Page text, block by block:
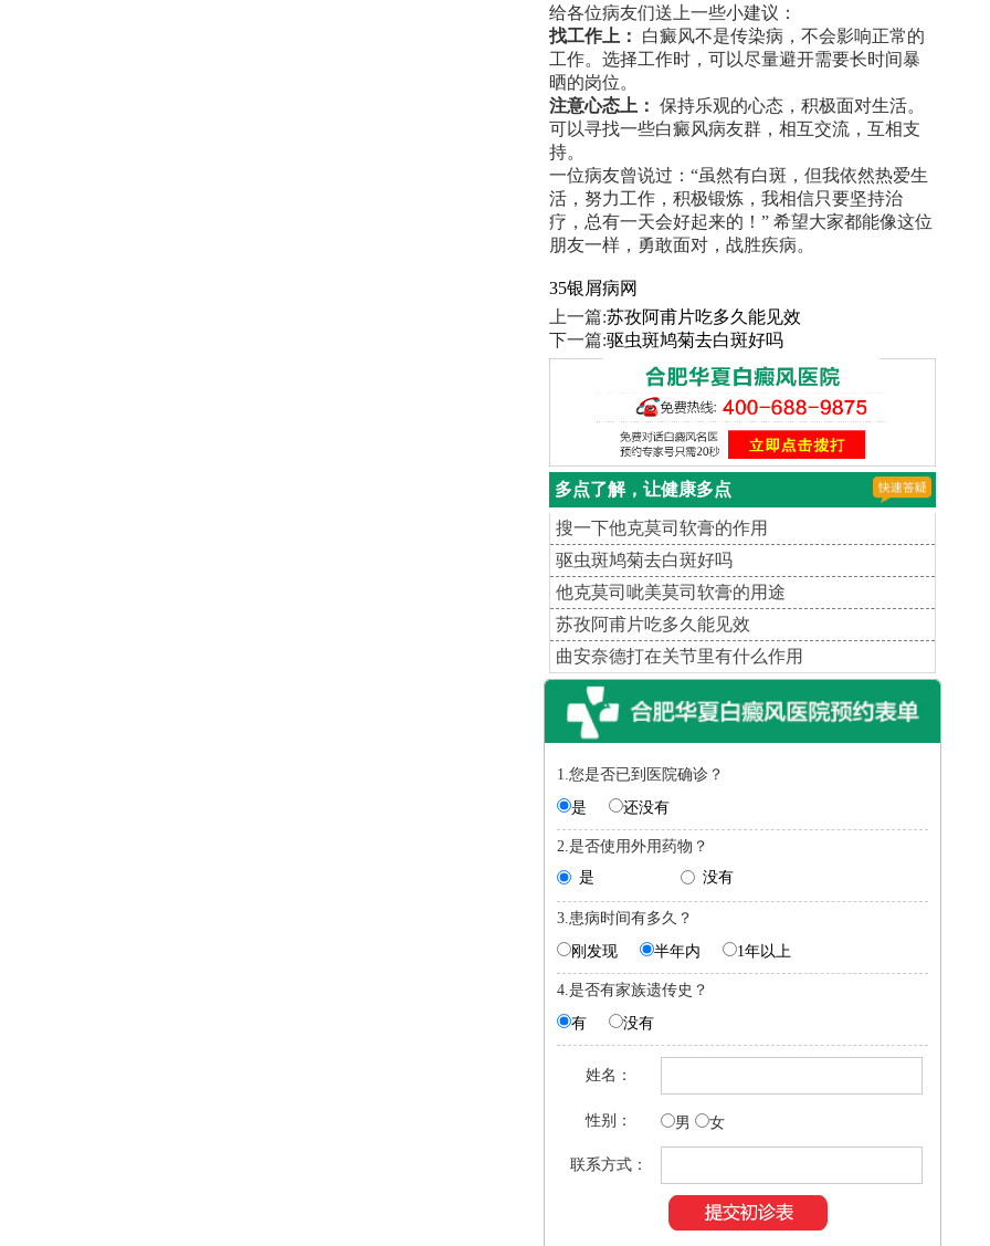
给各位病友们送上一些小建议：
找工作上：
白癜风不是传染病，不会影响正常的
工作。选择工作时，可以尽量避开需要长时间暴
晒的岗位。
注意心态上： 保持乐观的心态，积极面对生活。
可以寻找一些白癜风病友群，相互交流，互相支
持。
一位病友曾说过：“虽然有白斑，但我依然热爱生
活，努力工作，积极锻炼，我相信只要坚持治
疗，总有一天会好起来的！” 希望大家都能像这位
朋友一样，勇敢面对，战胜疾病。
35银屑病网
上一篇:苏孜阿甫片吃多久能见效
下一篇:驱虫斑鸠菊去白斑好吗
多点了解，让健康多点
搜一下他克莫司软膏的作用
驱虫斑鸠菊去白斑好吗
他克莫司呲美莫司软膏的用途
苏孜阿甫片吃多久能见效
曲安奈德打在关节里有什么作用
1.您是否已到医院确诊？
是
还没有
2.是否使用外用药物？
是
没有
3.患病时间有多久？
刚发现
半年内 1年以上
4.是否有家族遗传史？
有
没有
姓名：
性别： 男 女
联系方式：